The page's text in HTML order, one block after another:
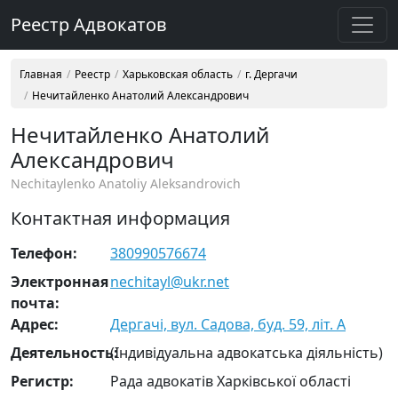
Реестр Адвокатов
Главная Реестр Харьковская область
г. Дергачи
Нечитайленко Анатолий Александрович
Нечитайленко Анатолий
Александрович
Nechitaylenko Anatoliy Aleksandrovich
Контактная информация
Телефон:
380990576674
Электронная
почта:
nechitayl@ukr.net
Адрес:
Дергачі, вул. Садова, буд. 59, літ. А
Деятельность:(Індивідуальна адвокатська діяльність)
Регистр:
Рада адвокатів Харківської області